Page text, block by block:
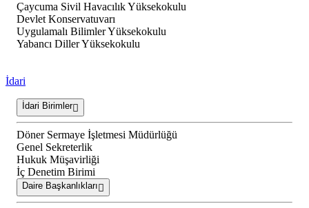
Çaycuma Sivil Havacılık Yüksekokulu
Devlet Konservatuvarı
Uygulamalı Bilimler Yüksekokulu
Yabancı Diller Yüksekokulu
İdari
İdari Birimler
Döner Sermaye İşletmesi Müdürlüğü
Genel Sekreterlik
Hukuk Müşavirliği
İç Denetim Birimi
Daire Başkanlıkları